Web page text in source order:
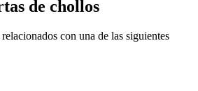
de chollos
con una de las siguientes